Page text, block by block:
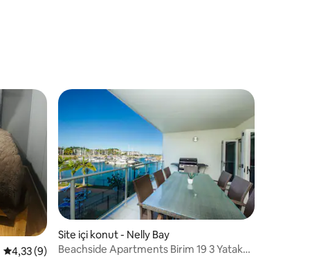
5 üzerinden ortalama 4,33 puan, 9 değerlendirme
4,33 (9)
Site içi konut - Nelly Bay
Beachside Apartments Birim 19 3 Yatak